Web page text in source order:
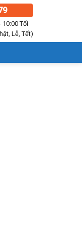
10:00 Tối
Lễ, Tết)